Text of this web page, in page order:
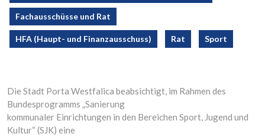
Fachausschüsse und Rat
HFA (Haupt- und Finanzausschuss) Rat Sport
Die Stadt Porta Westfalica beabsichtigt, im Rahmen des
Bundesprogramms „Sanierung
kommunaler Einrichtungen in den Bereichen Sport, Jugend und
Kultur“ (SJK) eine